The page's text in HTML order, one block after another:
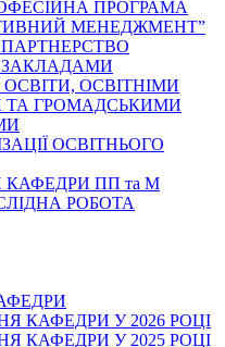
ПРОГРАМА
МЕНЕДЖМЕНТ”
ЗАКЛАДАМИ
ОСВІТНІМИ
ГРОМАДСЬКИМИ
ОСВІТНЬОГО
ПП та М
РОБОТА
КАФЕДРИ У 2026 РОЦІ
КАФЕДРИ У 2025 РОЦІ